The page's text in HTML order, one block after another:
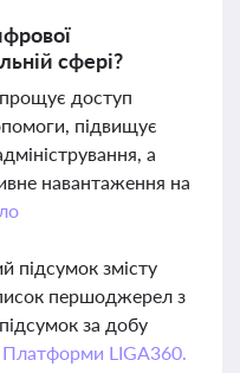
сфері?
доступ
підвищує
а
навантаження на
підсумок змісту
першоджерел з
за добу
Платформи LIGA360.